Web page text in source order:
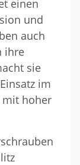
einen
und
auch
ihre
sie
im
mit hoher